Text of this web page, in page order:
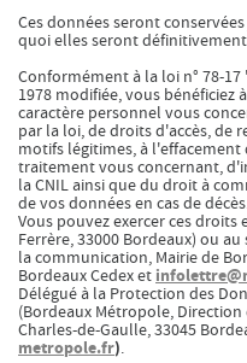
Summer Capc
15h00
-
16h00
Visite "Jardin des
Dimanche 09 août
15h00-16h00
Visite de
Mercredi 12 août
14h30-15h30
Ces données seront
quoi elles seront
Conformément à la loi n° 78-
1978 modifiée, vous
caractère personnel vous
par la loi, de droits d'accès, de
motifs légitimes, à
traitement vous concernant,
la CNIL ainsi que du droit à
de vos données en cas de
Vous pouvez exercer ces droits
Ferrère, 33000 Bordeaux) ou
la communication, Mairie de
Bordeaux Cedex et
Délégué à la Protection des
(Bordeaux Métropole,
Charles-de-Gaulle, 33045
metropole.fr).